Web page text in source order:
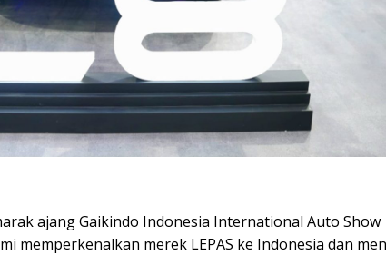
ajang Gaikindo Indonesia International Auto Show
memperkenalkan merek LEPAS ke Indonesia dan